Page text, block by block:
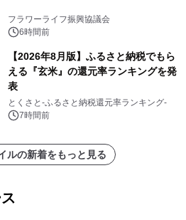
フラワーライフ振興協議会
6時間前
【2026年8月版】ふるさと納税でもら
える『玄米』の還元率ランキングを発
表
とくさと-ふるさと納税還元率ランキング-
7時間前
ルの新着をもっと見る